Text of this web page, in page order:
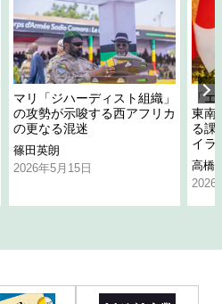
マリ「ジハーディスト組織」
の攻勢が示唆する西アフリカ
の更なる混迷
篠田英朗
2026年5月15日
「
東南
る課
イラ
高橋
2026